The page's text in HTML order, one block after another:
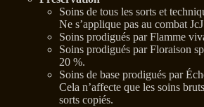
Soins de tous les sorts et
Ne s’applique pas au combat
Soins prodigués par Flamme
Soins prodigués par Floraison
20 %.
Soins de base prodigués par
Cela n’affecte que les soins
sorts copiés.